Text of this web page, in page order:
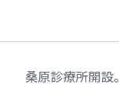
桑原診療所開設。